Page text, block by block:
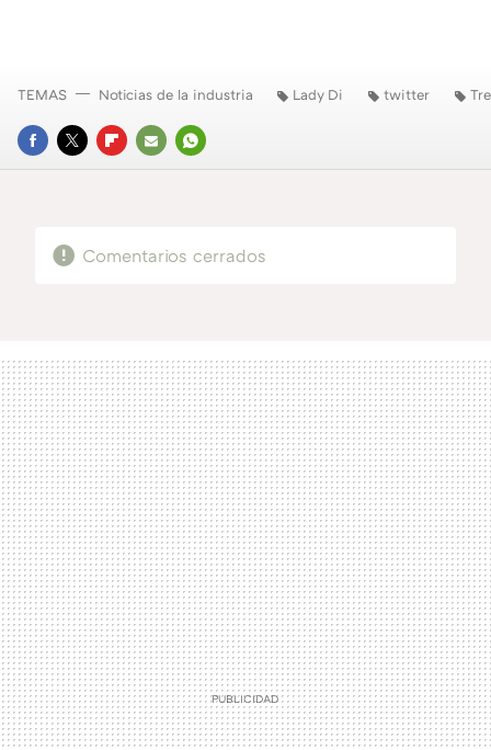
FACEBOOK
TWITTERFLIPBOARD
E-
WHATSAPP
TEMAS Noticias de la industria Lady Di twitter
Comentarios cerrados